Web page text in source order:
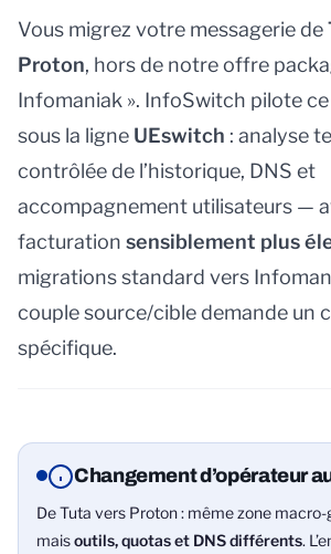
Vous migrez votre messagerie de
Proton, hors de notre offre
Infomaniak ». InfoSwitch pilote
sous la ligne UEswitch : analyse
contrôlée de l’historique, DNS et
accompagnement utilisateurs —
facturation sensiblement plus
migrations standard vers
couple source/cible demande un
spécifique.
Changement d’opérateur
De Tuta vers Proton : même zone
maisoutils, quotas et DNS différents.